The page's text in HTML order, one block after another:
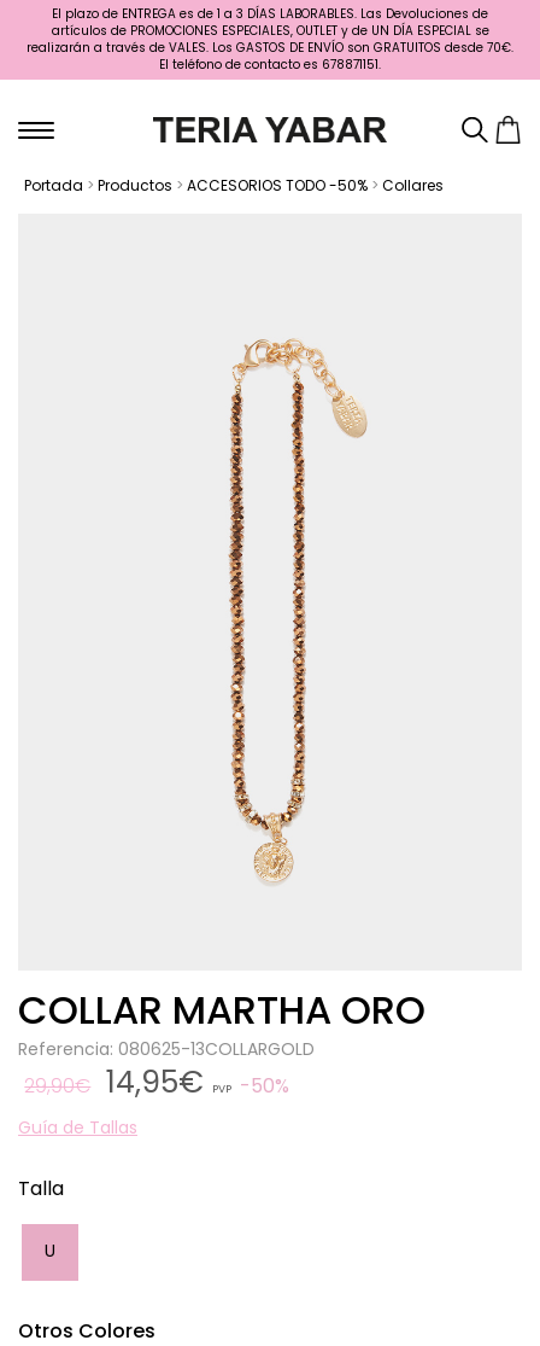
El plazo de ENTREGA es de 1 a 3 DÍAS LABORABLES. Las Devoluciones de
artículos de PROMOCIONES ESPECIALES, OUTLET y de UN DÍA ESPECIAL se
realizarán a través de VALES. Los GASTOS DE ENVÍO son GRATUITOS desde 70€.
El teléfono de contacto es 678871151.
Portada > Productos > ACCESORIOS TODO -50% > Collares
COLLAR MARTHA ORO
Referencia: 080625-13COLLARGOLD
29,90€ 14,95€ PVP 50%
Guía de Tallas
Talla
U
Otros Colores